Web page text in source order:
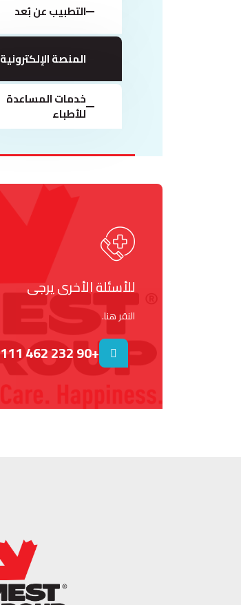
التطبيب عن بُعد
المنصة الإلكترونية
خدمات المساعدة
للأطباء
للأسئلة الأخرى يرجى
النقر هنا.
+90 232 462 1111